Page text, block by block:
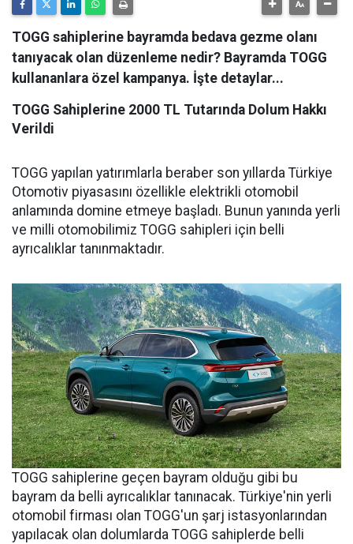
TOGG sahiplerine bayramda bedava gezme olanı
tanıyacak olan düzenleme nedir? Bayramda TOGG
kullananlara özel kampanya. İşte detaylar...
TOGG Sahiplerine 2000 TL Tutarında Dolum Hakkı
Verildi
TOGG yapılan yatırımlarla beraber son yıllarda Türkiye
Otomotiv piyasasını özellikle elektrikli otomobil
anlamında domine etmeye başladı. Bunun yanında yerli
ve milli otomobilimiz TOGG sahipleri için belli
ayrıcalıklar tanınmaktadır.
TOGG sahiplerine geçen bayram olduğu gibi bu
bayram da belli ayrıcalıklar tanınacak. Türkiye'nin yerli
otomobil firması olan TOGG'un şarj istasyonlarından
yapılacak olan dolumlarda TOGG sahiplerde belli